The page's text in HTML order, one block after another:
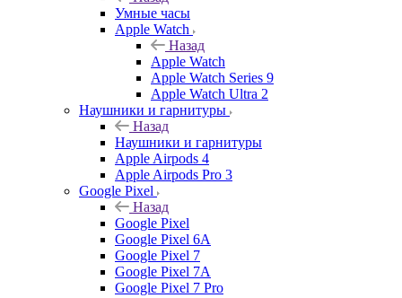
Умные часы
Apple Watch
Назад
Apple Watch
Apple Watch Series 9
Apple Watch Ultra 2
Наушники и гарнитуры
Назад
Наушники и гарнитуры
Apple Airpods 4
Apple Airpods Pro 3
Google Pixel
Назад
Google Pixel
Google Pixel 6A
Google Pixel 7
Google Pixel 7А
Google Pixel 7 Pro